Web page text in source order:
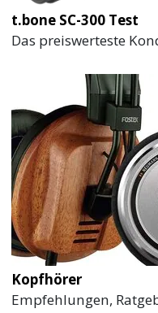
t.bone SC-300 Test
Das preiswerteste
Kopfhörer
Empfehlungen,